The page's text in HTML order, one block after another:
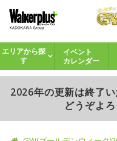
エリアから探
す
イベント
カレンダー
2026年の更新は終了
どうぞよ